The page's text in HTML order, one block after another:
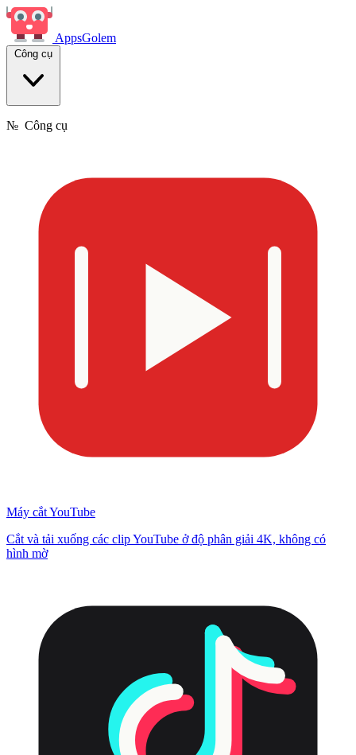
AppsGolem
Công cụ
№ Công cụ
Máy cắt YouTube
Cắt và tải xuống các clip YouTube ở độ phân giải 4K, không có
hình mờ